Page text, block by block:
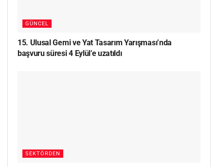
GÜNCEL
15. Ulusal Gemi ve Yat Tasarım Yarışması’nda
başvuru süresi 4 Eylül’e uzatıldı
SEKTÖRDEN